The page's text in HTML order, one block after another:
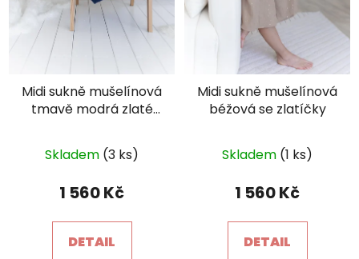
Midi sukně mušelínová
tmavě modrá zlaté
hodnocení
produktu
5,0
z
Skladem (3 ks)
1 560 Kč
DETAIL
Midi sukně mušelínová
béžová se zlatíčky
hodnocení
produktu
5,0
z
Skladem (1 ks)
1 560 Kč
DETAIL